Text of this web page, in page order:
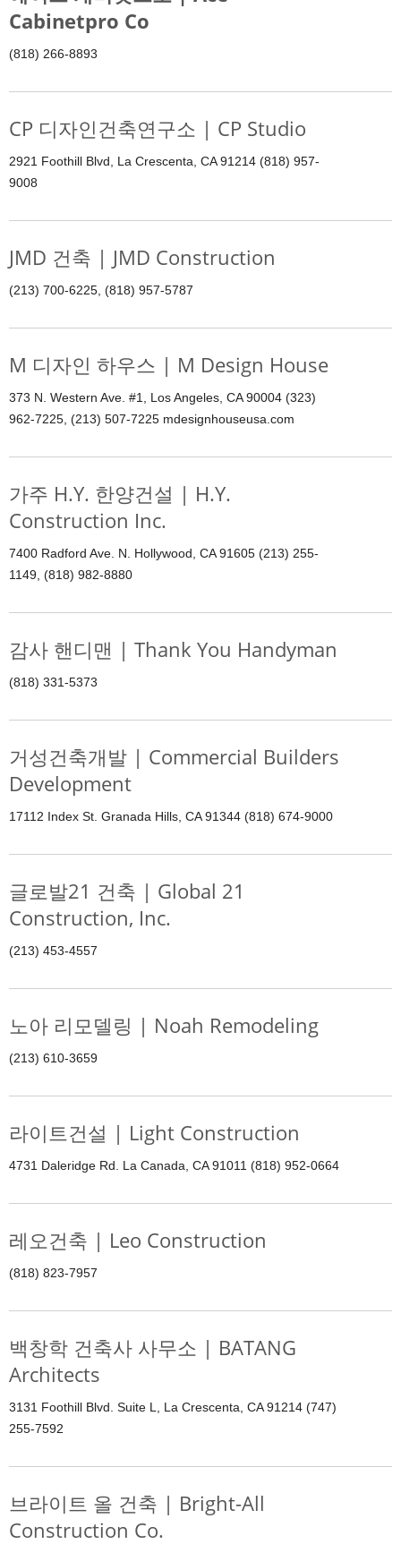
Cabinetpro Co
(818) 266-8893
CP 디자인건축연구소 | CP Studio
2921 Foothill Blvd, La Crescenta, CA 91214 (818) 957-
9008
JMD 건축 | JMD Construction
(213) 700-6225, (818) 957-5787
M 디자인 하우스 | M Design House
373 N. Western Ave. #1, Los Angeles, CA 90004 (323)
962-7225, (213) 507-7225 mdesignhouseusa.com
가주 H.Y. 한양건설 | H.Y.
Construction Inc.
7400 Radford Ave. N. Hollywood, CA 91605 (213) 255-
1149, (818) 982-8880
감사 핸디맨 | Thank You Handyman
(818) 331-5373
거성건축개발 | Commercial Builders
Development
17112 Index St. Granada Hills, CA 91344 (818) 674-9000
글로발21 건축 | Global 21
Construction, Inc.
(213) 453-4557
노아 리모델링 | Noah Remodeling
(213) 610-3659
라이트건설 | Light Construction
4731 Daleridge Rd. La Canada, CA 91011 (818) 952-0664
레오건축 | Leo Construction
(818) 823-7957
백창학 건축사 사무소 | BATANG
Architects
3131 Foothill Blvd. Suite L, La Crescenta, CA 91214 (747)
255-7592
브라이트 올 건축 | Bright-All
Construction Co.